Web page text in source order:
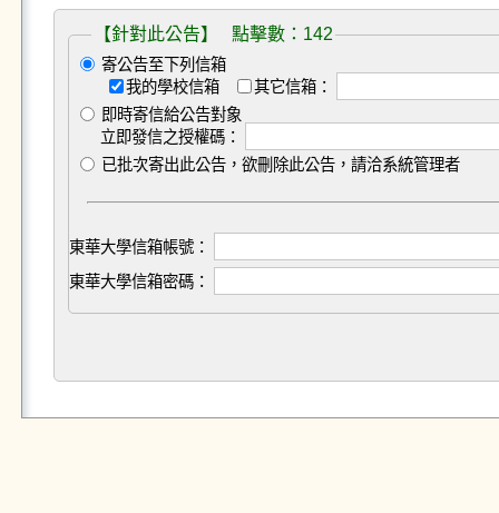
【針對此公告】 點擊數：142
寄公告至下列信箱
我的學校信箱
其它信箱：
即時寄信給公告對象
立即發信之授權碼：
已批次寄出此公告，欲刪除此公告，請洽系統管理者
東華大學信箱帳號：
東華大學信箱密碼：